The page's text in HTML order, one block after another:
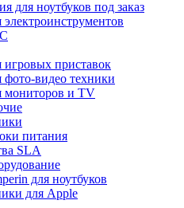
для ноутбуков под заказ
игровых приставок
видео техники
мониторов и TV
питания
SLA
для ноутбуков
для Apple